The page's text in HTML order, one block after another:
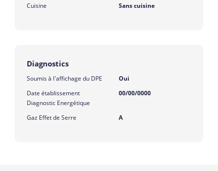
Cuisine Sans cuisine
Diagnostics
Soumis à l'affichage du DPE
Oui
Date établissement
Diagnostic Energétique
00/00/0000
Gaz Effet de Serre A